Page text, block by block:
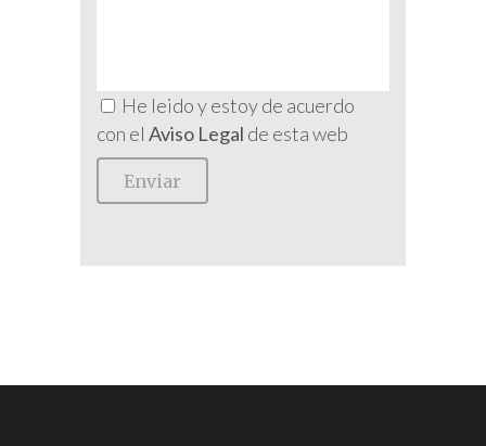
He leido y estoy de acuerdo
con el Aviso Legal de esta web